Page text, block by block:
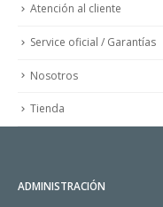
Atención al cliente
Service oficial / Garantías
Nosotros
Tienda
ADMINISTRACIÓN